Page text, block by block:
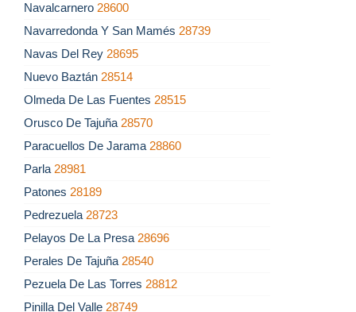
Navalcarnero 28600
Navarredonda Y San Mamés 28739
Navas Del Rey 28695
Nuevo Baztán 28514
Olmeda De Las Fuentes 28515
Orusco De Tajuña 28570
Paracuellos De Jarama 28860
Parla 28981
Patones 28189
Pedrezuela 28723
Pelayos De La Presa 28696
Perales De Tajuña 28540
Pezuela De Las Torres 28812
Pinilla Del Valle 28749